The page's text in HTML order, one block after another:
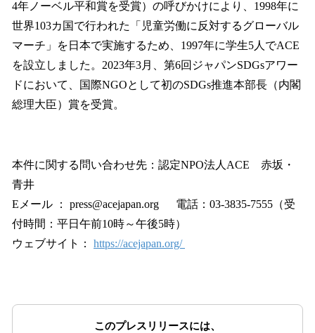
4年ノーベル平和賞を受賞）の呼びかけにより、1998年に
世界103カ国で行われた「児童労働に反対するグローバル
マーチ」を日本で実施するため、1997年に学生5人でACE
を設立しました。2023年3月、第6回ジャパンSDGsアワー
ドにおいて、国際NGOとして初のSDGs推進本部長（内閣
総理大臣）賞を受賞。
本件に関する問い合わせ先：認定NPO法人ACE 赤坂・
青井
Eメール ： press@acejapan.org 電話：03-3835-7555（受
付時間：平日午前10時～午後5時）
ウェブサイト： https://acejapan.org/
このプレスリリースには、